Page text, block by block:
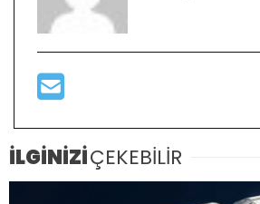
İLGİNİZİÇEKEBİLİR